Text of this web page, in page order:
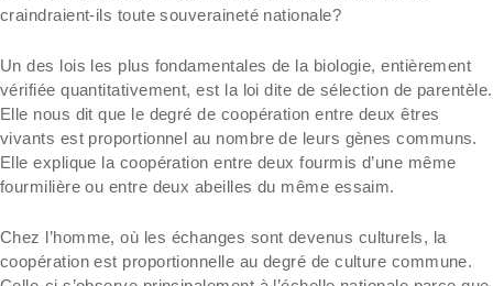
craindraient-ils toute souveraineté nationale?
Un des lois les plus fondamentales de la biologie, entièrement
vérifiée quantitativement, est la loi dite de sélection de parentèle.
Elle nous dit que le degré de coopération entre deux êtres
vivants est proportionnel au nombre de leurs gènes communs.
Elle explique la coopération entre deux fourmis d’une même
fourmilière ou entre deux abeilles du même essaim.
Chez l’homme, où les échanges sont devenus culturels, la
coopération est proportionnelle au degré de culture commune.